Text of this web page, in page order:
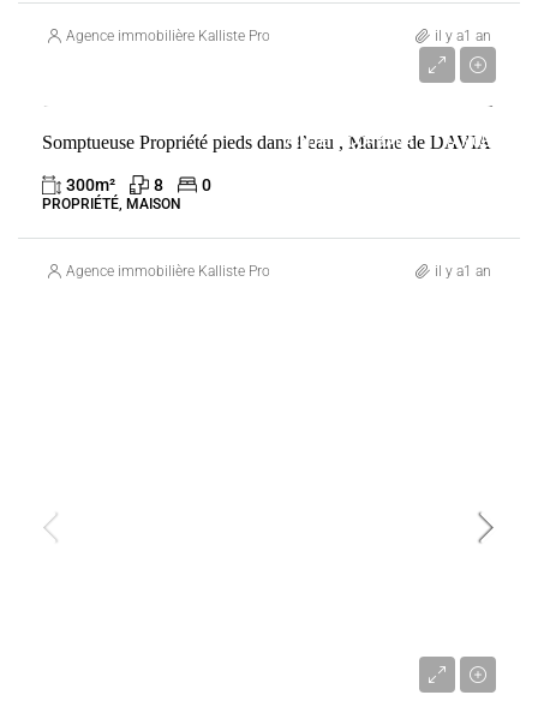
Agence immobilière Kalliste Properties il y a1 an
VENTE CORBARA FRANCE
Somptueuse Propriété pieds dans l’eau , Marine de DAVIA
300m² 8 0
PROPRIÉTÉ, MAISON
Agence immobilière Kalliste Properties il y a1 an